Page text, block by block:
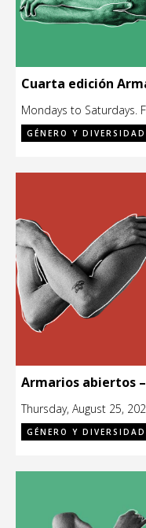
Cuarta edición
Mondays to Saturdays.
GÉNERO Y DIVERSIDAD
Armarios abiertos
Thursday, August 25,
GÉNERO Y DIVERSIDAD